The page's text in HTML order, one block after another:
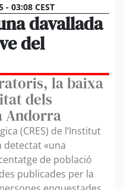
- 03:08 CEST
davallada
del
la baixa
dels
Andorra
(CRES) de l’Institut
detectat «una
de població
publicades per la